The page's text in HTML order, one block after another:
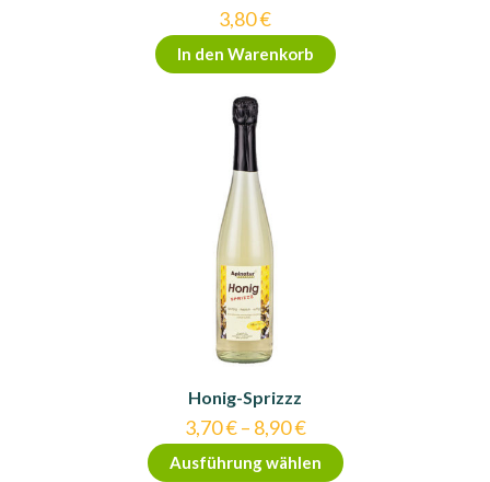
3,80€
In den Warenkorb
Honig-Sprizzz
3,70€– 8,90€
Ausführung wählen
Dieses
Produkt